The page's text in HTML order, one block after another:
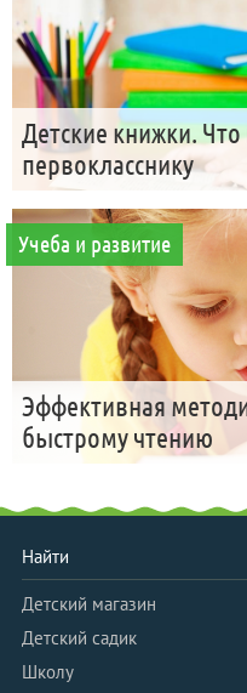
Детские книжки.
первокласснику
Учеба и развитие
Эффективная
быстрому чтению
Найти
Детский магазин
Детский садик
Школу